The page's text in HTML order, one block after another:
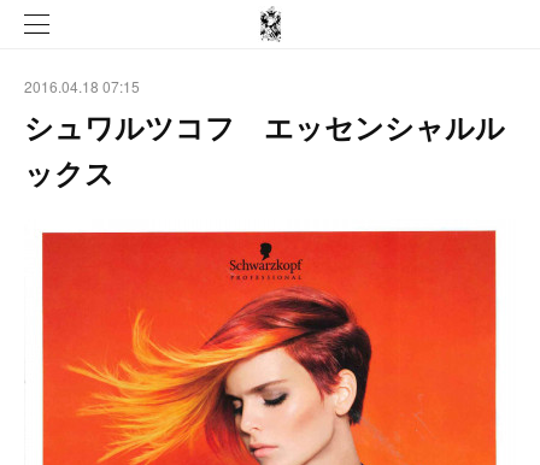
2016.04.18 07:15
シュワルツコフ エッセンシャルル
ックス